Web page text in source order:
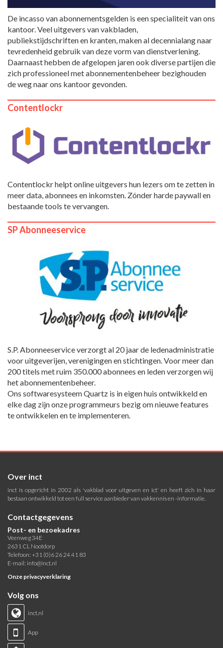
De incasso van abonnementsgelden is een specialiteit van ons
kantoor. Veel uitgevers van vakbladen,
publiekstijdschriften en kranten, maken al decennialang naar
tevredenheid gebruik van deze vorm van dienstverlening.
Daarnaast hebben de afgelopen jaren ook diverse partijen die
zich professioneel met abonnementenbeheer bezighouden
de weg naar ons kantoor gevonden.
Contentlockr
Contentlockr helpt online uitgevers hun lezers om te zetten in
meer data, abonnees en inkomsten. Zónder harde paywall en
bestaande tools te vervangen.
SP Abonneeservice
S.P. Abonneeservice verzorgt al 20 jaar de ledenadministratie
voor uitgeverijen, verenigingen en stichtingen. Voor meer dan
200 titels met ruim 350.000 abonnees en leden verzorgen wij
het abonnementenbeheer.
Ons softwaresysteem Quartz is in eigen huis ontwikkeld en
elke dag zijn onze programmeurs bezig om nieuwe features
te ontwikkelen en te implementeren.
Over inct
inct is opgericht in 2002 als 'vakblad voor uitgeven en ict' en heeft zich in haar
bestaan ontwikkeld tot een full service aanbieder van vakkennis en -informatie.
Contactgegevens
Post- en bezoekadres
Veenweg 34E
2631 CL Nootdorp
Telefoon: +31 (0)6 26 24 41 83
E-mail: info@inct.nl
Onze privacyverklaring
Volg ons
inct.nl
App